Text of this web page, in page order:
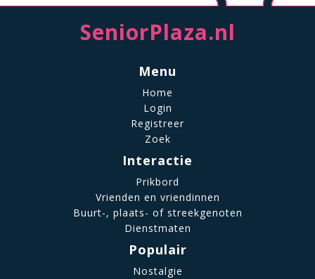
SeniorPlaza.nl
Menu
Home
Login
Registreer
Zoek
Interactie
Prikbord
Vrienden en vriendinnen
Buurt-, plaats- of streekgenoten
Dienstmaten
Populair
Nostalgie